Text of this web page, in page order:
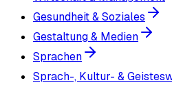
Gesundheit & Soziales
Gestaltung & Medien
Sprachen
Sprach-, Kultur- &